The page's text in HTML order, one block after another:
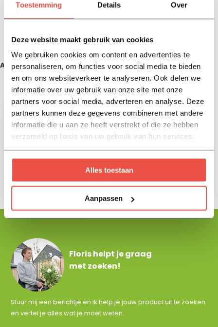
Toestemming Details Over
Deze website maakt gebruik van cookies
We gebruiken cookies om content en advertenties te
personaliseren, om functies voor social media te bieden
en om ons websiteverkeer te analyseren. Ook delen we
informatie over uw gebruik van onze site met onze
partners voor social media, adverteren en analyse. Deze
partners kunnen deze gegevens combineren met andere
informatie die u aan ze heeft verstrekt of die ze hebben
verzameld op basis van uw gebruik van hun services.
Alles toestaan
Aanpassen
Reviews
Delen
Aanbevolen producten
Zojuist bekeken
meter
Floris helpt je graag
met zoeken!
Stuur mij een berichtje en ik help je jouw product uit te zoeken
en vertel je alles wat je moet weten.